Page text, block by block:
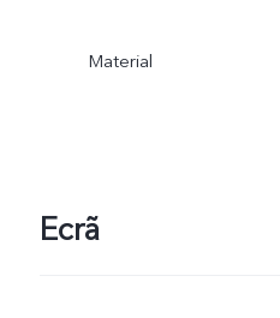
Material
Ecrã